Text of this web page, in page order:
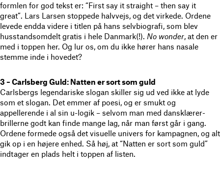
formlen for god tekst er: “First say it straight – then say it
great”. Lars Larsen stoppede halvvejs, og det virkede. Ordene
levede endda videre i titlen på hans selvbiografi, som blev
husstandsomdelt gratis i hele Danmark(!). No wonder , at den er
med i toppen her. Og lur os, om du ikke hører hans nasale
stemme inde i hovedet?
3 – Carlsberg Guld: Natten er sort som guld
Carlsbergs legendariske slogan skiller sig ud ved ikke at lyde
som et slogan. Det emmer af poesi, og er smukt og
appellerende i al sin u-logik – selvom man med dansklærer-
brillerne godt kan finde mange lag, når man først går i gang.
Ordene formede også det visuelle univers for kampagnen, og alt
gik op i en højere enhed. Så høj, at “Natten er sort som guld”
indtager en plads helt i toppen af listen.